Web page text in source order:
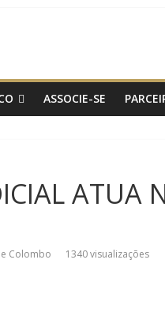
ASSOCIE-SE
ATUA
Colombo 1340 visualizações